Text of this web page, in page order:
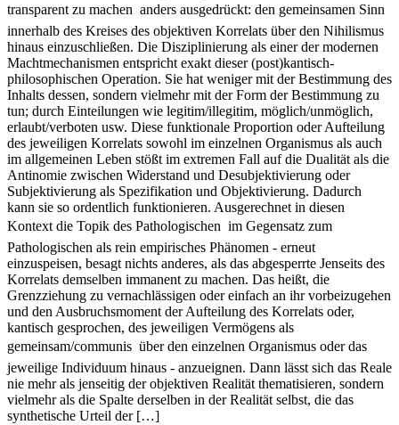
transparent zu machen  anders ausgedrückt: den gemeinsamen Sinn
innerhalb des Kreises des objektiven Korrelats über den Nihilismus
hinaus einzuschließen. Die Disziplinierung als einer der modernen
Machtmechanismen entspricht exakt dieser (post)kantisch-
philosophischen Operation. Sie hat weniger mit der Bestimmung des
Inhalts dessen, sondern vielmehr mit der Form der Bestimmung zu
tun; durch Einteilungen wie legitim/illegitim, möglich/unmöglich,
erlaubt/verboten usw. Diese funktionale Proportion oder Aufteilung
des jeweiligen Korrelats sowohl im einzelnen Organismus als auch
im allgemeinen Leben stößt im extremen Fall auf die Dualität als die
Antinomie zwischen Widerstand und Desubjektivierung oder
Subjektivierung als Spezifikation und Objektivierung. Dadurch
kann sie so ordentlich funktionieren. Ausgerechnet in diesen
Kontext die Topik des Pathologischen  im Gegensatz zum
Pathologischen als rein empirisches Phänomen - erneut
einzuspeisen, besagt nichts anderes, als das abgesperrte Jenseits des
Korrelats demselben immanent zu machen. Das heißt, die
Grenzziehung zu vernachlässigen oder einfach an ihr vorbeizugehen
und den Ausbruchsmoment der Aufteilung des Korrelats oder,
kantisch gesprochen, des jeweiligen Vermögens als
gemeinsam/communis  über den einzelnen Organismus oder das
jeweilige Individuum hinaus - anzueignen. Dann lässt sich das Reale
nie mehr als jenseitig der objektiven Realität thematisieren, sondern
vielmehr als die Spalte derselben in der Realität selbst, die das
synthetische Urteil der […]